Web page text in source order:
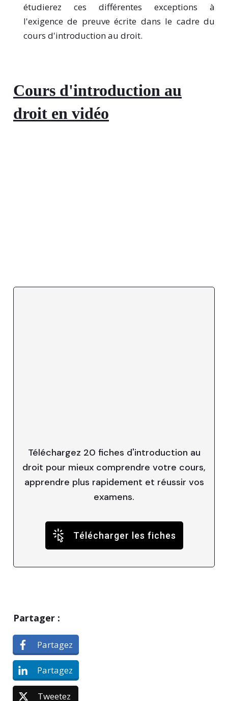
étudierez ces différentes exceptions à
l'exigence de preuve écrite dans le cadre du
cours d'introduction au droit.
Cours d'introduction au
droit en vidéo
Téléchargez 20 fiches d'introduction au
droit pour mieux comprendre votre cours,
apprendre plus rapidement et réussir vos
examens.
Télécharger les fiches
Partager :
Partagez
Partagez
Tweetez